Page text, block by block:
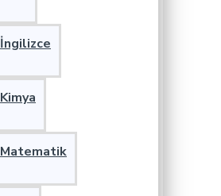
İngilizce
Kimya
Matematik